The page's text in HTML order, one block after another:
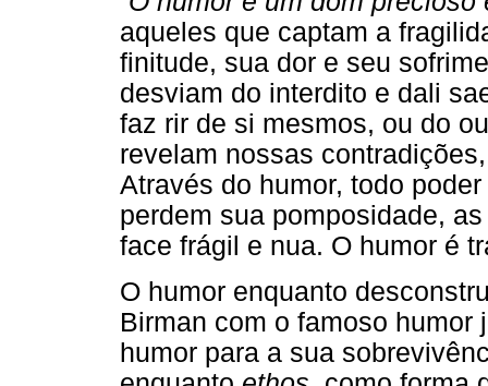
aqueles que captam a
finitude, sua dor e seu
desviam do interdito e dali
faz rir de si mesmos, ou do
revelam nossas
Através do humor, todo
perdem sua pomposidade,
face frágil e nua. O humor é
O humor enquanto
Birman com o famoso
humor para a sua